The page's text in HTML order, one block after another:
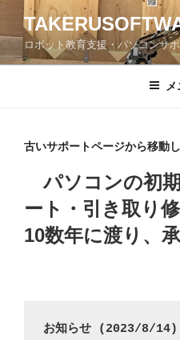
テ
ン
ロボット教育支援・パソコンサ
古いサポートページから移動
パソコンの初
ート・引き取り
10数年に渡り、
お知らせ (2023/8/14)